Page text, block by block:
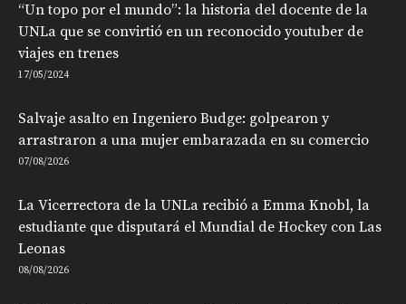
“Un topo por el mundo”: la historia del docente de la
UNLa que se convirtió en un reconocido youtuber de
viajes en trenes
17/05/2024
Salvaje asalto en Ingeniero Budge: golpearon y
arrastraron a una mujer embarazada en su comercio
07/08/2026
La Vicerrectora de la UNLa recibió a Emma Knobl, la
estudiante que disputará el Mundial de Hockey con Las
Leonas
08/08/2026